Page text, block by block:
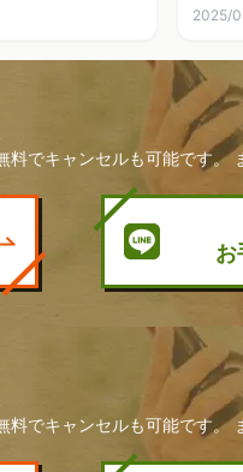
2025/
でキャンセルも可能です。
お
でキャンセルも可能です。